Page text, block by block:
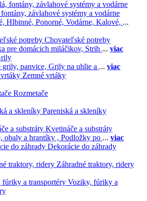
závlahové systémy a vodárne
Hlbinné, Ponorné, Vodárne, Kalové, ...
Chovateľské potreby
pre domácich miláčikov, Strih ... viac
grily, panvice, Grily na uhlie a ... viac
Zemné vrtáky
Rozmetače
Pareniská a skleníky
Kvetináče a substráty
obaly a hrantíky , Podložky po ... viac
Dekorácie do záhrady
Záhradné traktory, ridery
Voziky, fúriky a